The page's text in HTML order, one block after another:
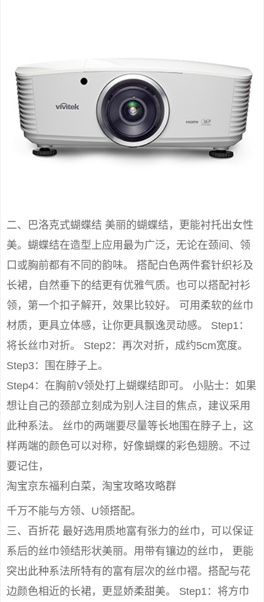
二、巴洛克式蝴蝶结 美丽的蝴蝶结，更能衬托出女性
美。蝴蝶结在造型上应用最为广泛，无论在颈间、领
口或胸前都有不同的韵味。 搭配白色两件套针织衫及
长裙，自然垂下的结更有优雅气质。也可以搭配衬衫
领，第一个扣子解开，效果比较好。 可用柔软的丝巾
材质，更具立体感，让你更具飘逸灵动感。 Step1：
将长丝巾对折。 Step2：再次对折，成约5cm宽度。
Step3：围在脖子上。
Step4：在胸前V领处打上蝴蝶结即可。 小贴士：如果
想让自己的颈部立刻成为别人注目的焦点，建议采用
此种系法。 丝巾的两端要尽量等长地围在脖子上，这
样两端的颜色可以对称，好像蝴蝶的彩色翅膀。不过
要记住，
淘宝京东福利白菜，淘宝攻略攻略群
千万不能与方领、U领搭配。
三、百折花 最好选用质地富有张力的丝巾，可以保证
系后的丝巾领结形状美丽。用带有镶边的丝巾， 更能
突出此种系法所特有的富有层次的丝巾褶。搭配与花
边颜色相近的长裙，更显娇柔甜美。 Step1：将方巾